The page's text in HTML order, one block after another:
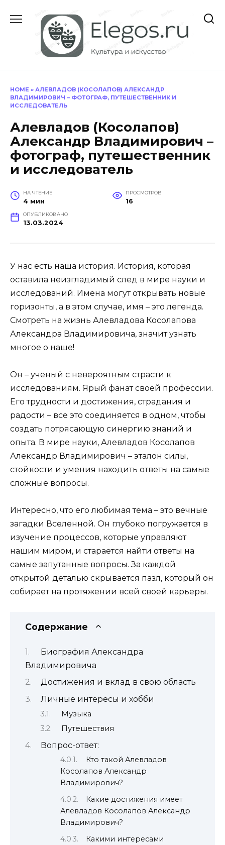
содержанию
HOME » АЛЕВЛАДОВ (КОСОЛАПОВ) АЛЕКСАНДР
ВЛАДИМИРОВИЧ – ФОТОГРАФ, ПУТЕШЕСТВЕННИК И
ИССЛЕДОВАТЕЛЬ
Алевладов (Косолапов)
Александр Владимирович –
фотограф, путешественник
и исследователь
НА ЧТЕНИЕ
4 мин
ПРОСМОТРОВ
16
ОПУБЛИКОВАНО
13.03.2024
У нас есть наша история. История, которая
оставила неизгладимый след в мире науки и
исследований. Имена могут открывать новые
горизонты, а в этом случае, имя – это легенда.
Смотреть на жизнь Алевладова Косолапова
Александра Владимировича, значит узнать
многое о наше!
Он – ученый с невероятным страсти к
исследованиям. Ярый фанат своей профессии.
Его трудности и достижения, страдания и
радости – все это соединяется в одном, чтобы
создать потрясающую синергию знаний и
опыта. В мире науки, Алевладов Косолапов
Александр Владимирович – эталон силы,
стойкости и умения находить ответы на самые
сложные вопросы.
Интересно, что его любимая тема – это вечные
загадки Вселенной. Он глубоко погружается в
изучение процессов, которые управляют
нашим миром, и старается найти ответы на
самые запутанные вопросы. За каждой
открытой деталью скрывается пазл, который он
собирает на протяжении всей своей карьеры.
Содержание
Биография Александра
Владимировича
Достижения и вклад в свою область
Личные интересы и хобби
Музыка
Путешествия
Вопрос-ответ:
Кто такой Алевладов
Косолапов Александр
Владимирович?
Какие достижения имеет
Алевладов Косолапов Александр
Владимирович?
Какими интересами